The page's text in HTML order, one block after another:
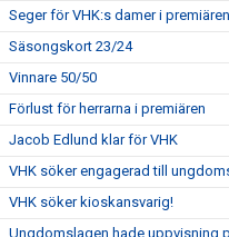
Seger för VHK:s damer i
Säsongskort 23/24
Vinnare 50/50
Förlust för herrarna i premiären
Jacob Edlund klar för VHK
VHK söker engagerad till
VHK söker kioskansvarig!
Ungdomslagen hade uppvisning